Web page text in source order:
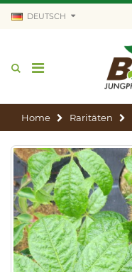
DEUTSCH
Home Raritäten